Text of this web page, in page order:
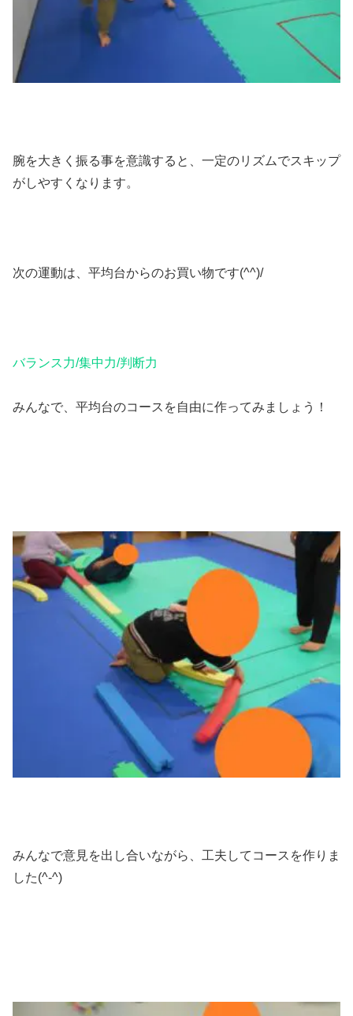
腕を大きく振る事を意識すると、一定のリズムでスキップ
がしやすくなります。
次の運動は、平均台からのお買い物です(^^)/
バランス力/集中力/判断力
みんなで、平均台のコースを自由に作ってみましょう！
みんなで意見を出し合いながら、工夫してコースを作りま
した(^-^)